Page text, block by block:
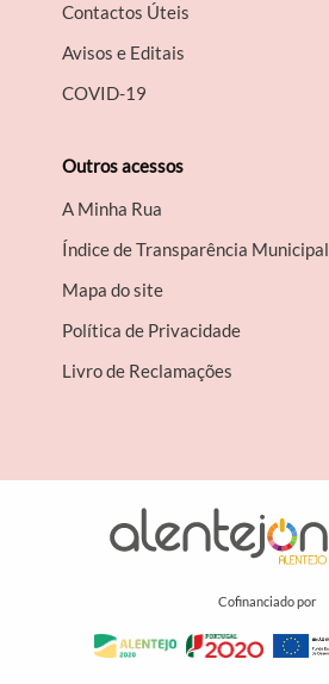
Contactos Úteis
Avisos e Editais
COVID-19
Outros acessos
A Minha Rua
Índice de Transparência Municipal
Mapa do site
Política de Privacidade
Livro de Reclamações
Cofinanciado por